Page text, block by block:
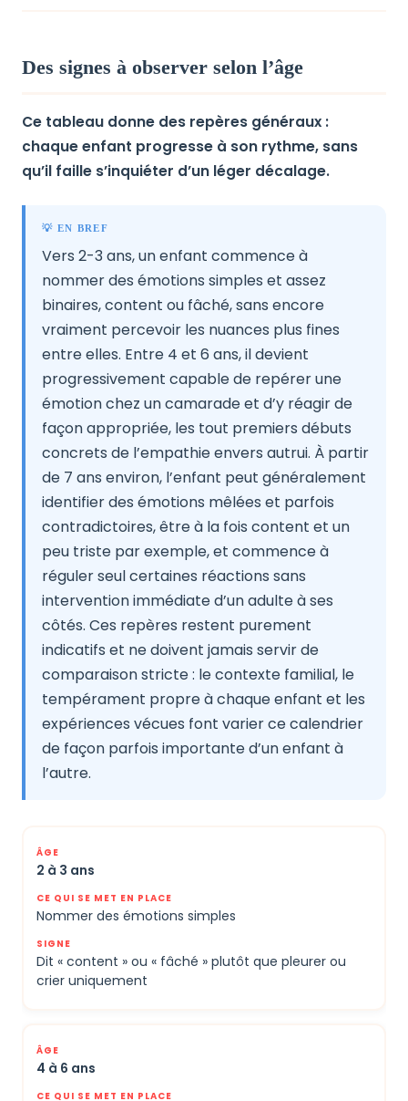
Des signes à observer selon l’âge
Ce tableau donne des repères généraux :
chaque enfant progresse à son rythme, sans
qu’il faille s’inquiéter d’un léger décalage.
💡 EN BREF
Vers 2-3 ans, un enfant commence à
nommer des émotions simples et assez
binaires, content ou fâché, sans encore
vraiment percevoir les nuances plus fines
entre elles. Entre 4 et 6 ans, il devient
progressivement capable de repérer une
émotion chez un camarade et d’y réagir de
façon appropriée, les tout premiers débuts
concrets de l’empathie envers autrui. À partir
de 7 ans environ, l’enfant peut généralement
identifier des émotions mêlées et parfois
contradictoires, être à la fois content et un
peu triste par exemple, et commence à
réguler seul certaines réactions sans
intervention immédiate d’un adulte à ses
côtés. Ces repères restent purement
indicatifs et ne doivent jamais servir de
comparaison stricte : le contexte familial, le
tempérament propre à chaque enfant et les
expériences vécues font varier ce calendrier
de façon parfois importante d’un enfant à
l’autre.
2 à 3 ans
Nommer des émotions simples
Dit « content » ou « fâché » plutôt que pleurer ou
crier uniquement
4 à 6 ans